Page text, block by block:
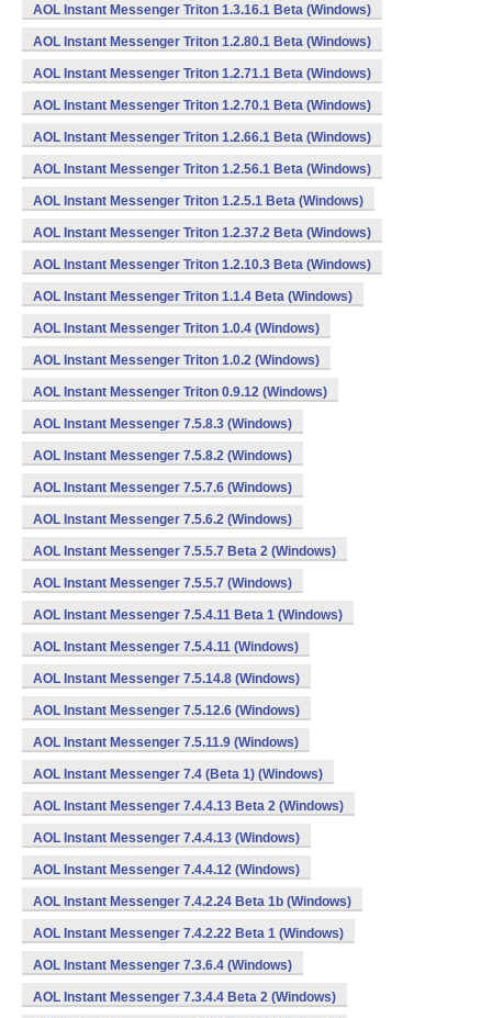
AOL Instant Messenger Triton 1.3.16.1 Beta (Windows)
AOL Instant Messenger Triton 1.2.80.1 Beta (Windows)
AOL Instant Messenger Triton 1.2.71.1 Beta (Windows)
AOL Instant Messenger Triton 1.2.70.1 Beta (Windows)
AOL Instant Messenger Triton 1.2.66.1 Beta (Windows)
AOL Instant Messenger Triton 1.2.56.1 Beta (Windows)
AOL Instant Messenger Triton 1.2.5.1 Beta (Windows)
AOL Instant Messenger Triton 1.2.37.2 Beta (Windows)
AOL Instant Messenger Triton 1.2.10.3 Beta (Windows)
AOL Instant Messenger Triton 1.1.4 Beta (Windows)
AOL Instant Messenger Triton 1.0.4 (Windows)
AOL Instant Messenger Triton 1.0.2 (Windows)
AOL Instant Messenger Triton 0.9.12 (Windows)
AOL Instant Messenger 7.5.8.3 (Windows)
AOL Instant Messenger 7.5.8.2 (Windows)
AOL Instant Messenger 7.5.7.6 (Windows)
AOL Instant Messenger 7.5.6.2 (Windows)
AOL Instant Messenger 7.5.5.7 Beta 2 (Windows)
AOL Instant Messenger 7.5.5.7 (Windows)
AOL Instant Messenger 7.5.4.11 Beta 1 (Windows)
AOL Instant Messenger 7.5.4.11 (Windows)
AOL Instant Messenger 7.5.14.8 (Windows)
AOL Instant Messenger 7.5.12.6 (Windows)
AOL Instant Messenger 7.5.11.9 (Windows)
AOL Instant Messenger 7.4 (Beta 1) (Windows)
AOL Instant Messenger 7.4.4.13 Beta 2 (Windows)
AOL Instant Messenger 7.4.4.13 (Windows)
AOL Instant Messenger 7.4.4.12 (Windows)
AOL Instant Messenger 7.4.2.24 Beta 1b (Windows)
AOL Instant Messenger 7.4.2.22 Beta 1 (Windows)
AOL Instant Messenger 7.3.6.4 (Windows)
AOL Instant Messenger 7.3.4.4 Beta 2 (Windows)